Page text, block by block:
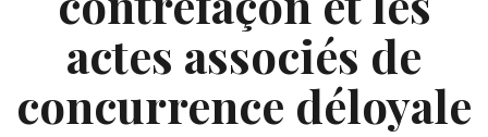
actes associés de
concurrence déloyale